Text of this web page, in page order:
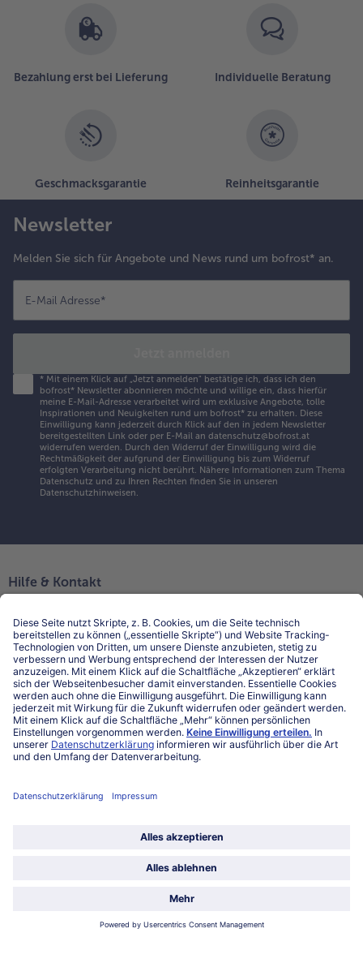
Bezahlung erst bei Lieferung Individuelle Beratung
Geschmacksgarantie Reinheitsgarantie
Newsletter
Melden Sie sich für Angebote und News rund um bofrost* an.
E-Mail Adresse*
* Mit einem Klick auf „Jetzt anmelden" bestätige ich, dass ich den
bofrost* Newsletter abonnieren möchte und willige ein, dass hierfür
meine E-Mail-Adresse verarbeitet wird um exklusive Angebote, tolle
Inspirationen und Neuigkeiten rund um bofrost* zu erhalten. Diese
Einwilligung kann jederzeit durch Klick auf den in jedem Newsletter
bereitgestellten Link oder per E-Mail an datenschutz@bofrost.at
widerrufen werden. Durch den Widerruf der Einwilligung wird die
Rechtmäßigkeit der aufgrund der Einwilligung bis zum Widerruf
erfolgten Verarbeitung nicht berührt. Nähere Informationen zum Thema
Datenschutz und zu Ihren Rechten finden Sie in unseren
Datenschutzhinweisen.
Hilfe & Kontakt
Kontakt
FAQ
Service
Unternehmen